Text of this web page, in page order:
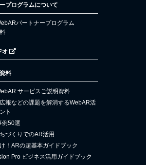
プログラムについて
パートナープログラム
オ
料
サービスご説明資料
報などの課題を解消するWebAR活
ト
例50選
づくりでのAR活用
！ARの超基本ガイドブック
Pro ビジネス活用ガイドブック